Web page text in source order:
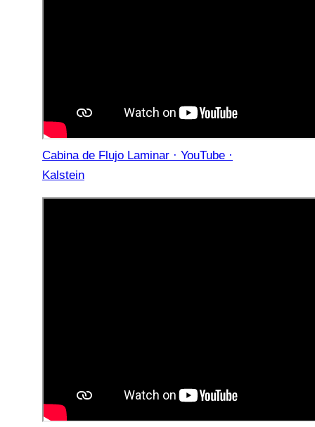
Cabina de Flujo Laminar · YouTube ·
Kalstein